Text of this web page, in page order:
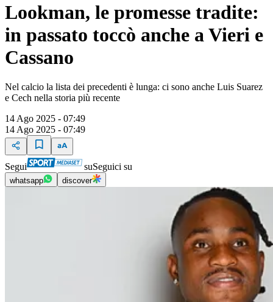
Lookman, le promesse tradite:
in passato toccò anche a Vieri e
Cassano
Nel calcio la lista dei precedenti è lunga: ci sono anche Luis Suarez
e Cech nella storia più recente
14 Ago 2025 - 07:49
14 Ago 2025 - 07:49
Segui suSeguici su
whatsapp discover